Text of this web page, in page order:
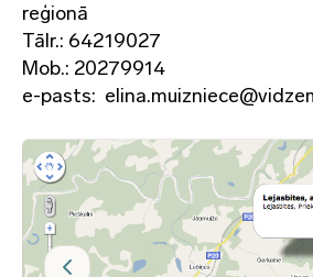
reģionā
Tālr.: 64219027
Mob.: 20279914
e-pasts: